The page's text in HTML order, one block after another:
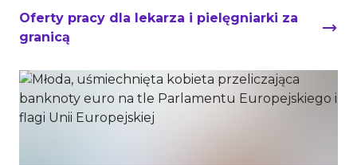
Oferty pracy dla lekarza i pielęgniarki za
granicą